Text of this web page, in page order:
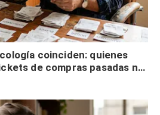
coinciden: quienes
de compras pasadas no
que tienen necesidad de